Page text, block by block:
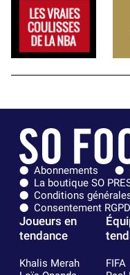
Abonnements
La boutique SO
Conditions
Consentement RGPD
Joueurs en
tendance
Khalis Merah
FIFA